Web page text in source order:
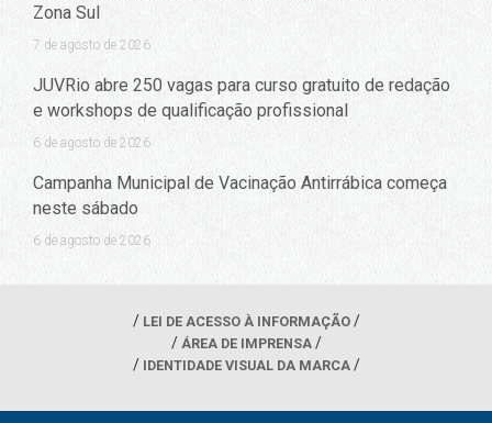
Zona Sul
7 de agosto de 2026
JUVRio abre 250 vagas para curso gratuito de redação
e workshops de qualificação profissional
6 de agosto de 2026
Campanha Municipal de Vacinação Antirrábica começa
neste sábado
6 de agosto de 2026
LEI DE ACESSO À INFORMAÇÃO
ÁREA DE IMPRENSA
IDENTIDADE VISUAL DA MARCA